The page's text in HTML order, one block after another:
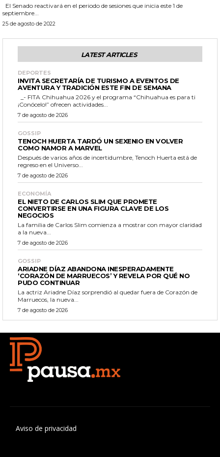
septiembre...
25 de agosto de 2022
LATEST ARTICLES
DEPORTES
INVITA SECRETARÍA DE TURISMO A EVENTOS DE
AVENTURA Y TRADICIÓN ESTE FIN DE SEMANA
¡Conócelo!” ofrecen actividades...
7 de agosto de 2026
GOSSIP
TENOCH HUERTA TARDÓ UN SEXENIO EN VOLVER
COMO NAMOR A MARVEL
Después de varios años de incertidumbre, Tenoch Huerta está de
regreso en el Universo...
7 de agosto de 2026
ECONOMÍA
EL NIETO DE CARLOS SLIM QUE PROMETE
CONVERTIRSE EN UNA FIGURA CLAVE DE LOS
NEGOCIOS
La familia de Carlos Slim comienza a mostrar con mayor claridad
a la nueva...
7 de agosto de 2026
GOSSIP
ARIADNE DÍAZ ABANDONA INESPERADAMENTE
‘CORAZÓN DE MARRUECOS’ Y REVELA POR QUÉ NO
PUDO CONTINUAR
La actriz Ariadne Díaz sorprendió al quedar fuera de Corazón de
Marruecos, la nueva...
7 de agosto de 2026
Aviso de privacidad